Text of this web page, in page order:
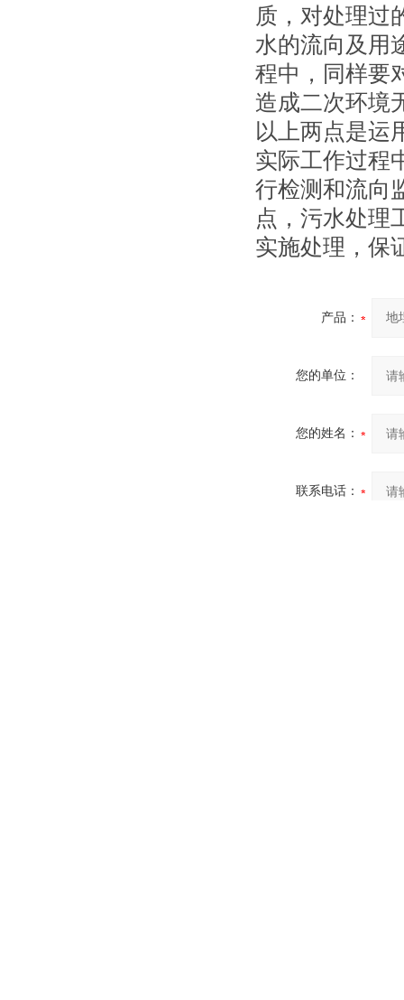
质，对处理过
水的流向及用
程中，同样要
造成二次环境
以上两点是运
实际工作过程
行检测和流向
点，污水处理
实施处理，保
产品：
您的单位：
您的姓名：
联系电话：